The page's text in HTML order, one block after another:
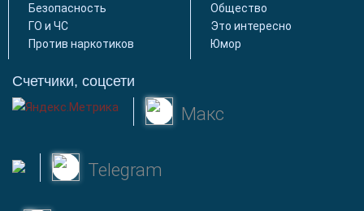
Безопасность
ГО и ЧС
Против наркотиков
Общество
Это интересно
Юмор
Счетчики, соцсети
Макс
Telegram